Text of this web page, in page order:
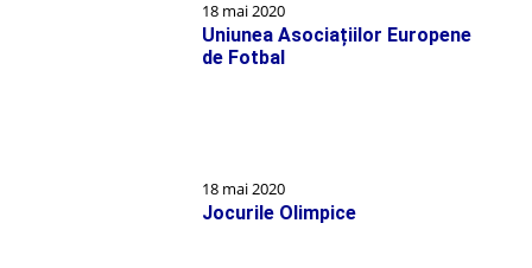
18 mai 2020
Uniunea Asociațiilor Europene
de Fotbal
18 mai 2020
Jocurile Olimpice